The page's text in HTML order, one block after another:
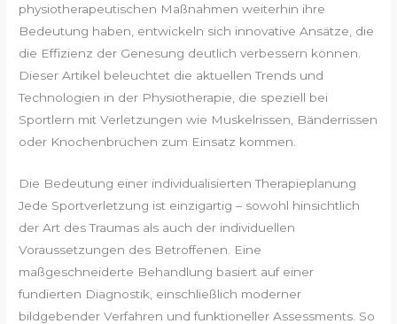
physiotherapeutischen Maßnahmen weiterhin ihre
Bedeutung haben, entwickeln sich innovative Ansätze, die
die Effizienz der Genesung deutlich verbessern können.
Dieser Artikel beleuchtet die aktuellen Trends und
Technologien in der Physiotherapie, die speziell bei
Sportlern mit Verletzungen wie Muskelrissen, Bänderrissen
oder Knochenbrüchen zum Einsatz kommen.
Die Bedeutung einer individualisierten Therapieplanung
Jede Sportverletzung ist einzigartig – sowohl hinsichtlich
der Art des Traumas als auch der individuellen
Voraussetzungen des Betroffenen. Eine
maßgeschneiderte Behandlung basiert auf einer
fundierten Diagnostik, einschließlich moderner
bildgebender Verfahren und funktioneller Assessments. So